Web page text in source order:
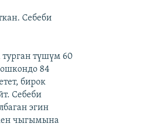
Себеби
түшүм 60
84
бирок
Себеби
эгин
чыгымына